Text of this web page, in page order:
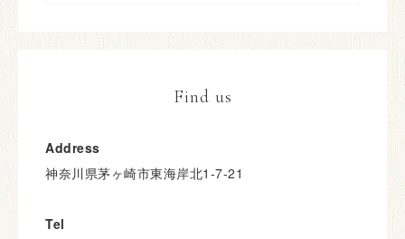
Find us
Address
神奈川県茅ヶ崎市東海岸北1-7-21
Tel